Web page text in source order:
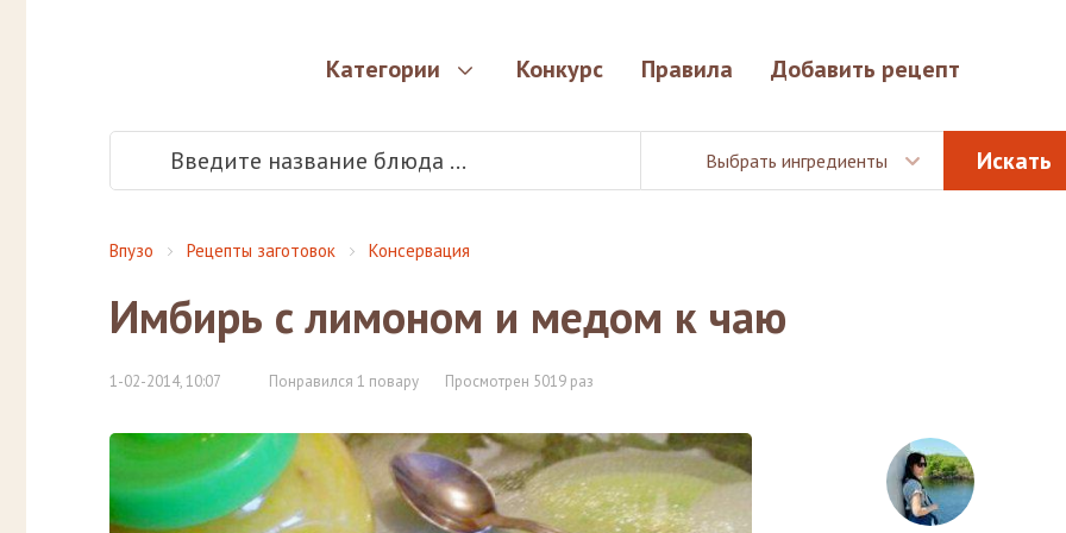
Категории Конкурс Правила Добавить рецепт
Выбрать ингредиенты
Впузо Рецепты заготовок Консервация
Имбирь с лимоном и медом к чаю
1-02-2014, 10:07 Понравился 1 повару Просмотрен 5019 раз